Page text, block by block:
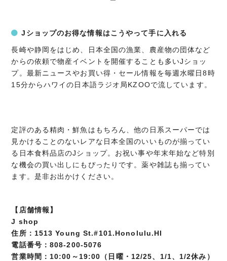
Jショップのお得な情報はこうやって手に入れる
長崎や静岡をはじめ、日本全国の漁業、農産物の団体など
からの依頼で物産イベントを開催することも多いJショッ
プ。最新ニュースやお買い得・セール情報を毎週水曜日8時
15分からハワイの日本語ラジオ局KZOOで流しています。
定評のある精肉・鮮魚はもちろん、他の日系スーパーでは
見かけることのないレアな日本全国のいいものが揃ってい
る日本食料品店のJショップ。お祝い事や年末年始など特別
な機会の買い出しにもぴったりです。薬や雑誌も揃ってい
ます。是非お出かけください。
【店舗情報】
J shop
住所：1513 Young St.#101.Honolulu.HI
電話番号：808-200-5076
営業時間：10:00～19:00（日曜・12/25、1/1、1/2休み）